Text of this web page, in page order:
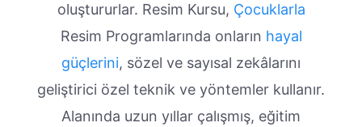
oluştururlar. Resim Kursu, Çocuklarla
Resim Programlarında onların hayal
güçlerini, sözel ve sayısal zekâlarını
geliştirici özel teknik ve yöntemler kullanır.
Alanında uzun yıllar çalışmış, eğitim